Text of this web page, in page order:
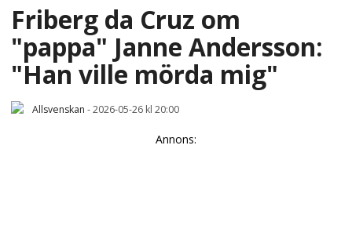
Friberg da Cruz om
"pappa" Janne Andersson:
"Han ville mörda mig"
Allsvenskan -2026-05-26 kl 20:00
Annons: